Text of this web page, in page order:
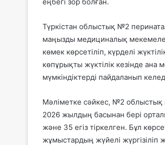
Түркістан облыстық №2
маңызды медициналық
көмек көрсетіліп, күрделі
көпұрықты жүктілік кезінде ана
мүмкіндіктерді пайдаланып
Мәліметке сәйкес, №2
2026 жылдың басынан бері
және 35 егіз тіркелген. Бұл
жұмыстардың жүйелі жүргізіліп